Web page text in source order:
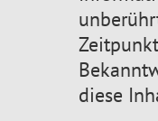
diese